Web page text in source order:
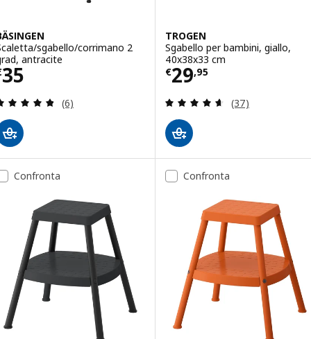
sgabello/corrimano 2
antracite
35 € 35
Recensione: 4.8 fuori da 5 stelle. Totale
(6)
TROGEN
Sgabello per bambini, giallo,
40x38x33 cm
€29,95
Prezzo € 29,95
Recensione:
(37)
Confronta Confronta